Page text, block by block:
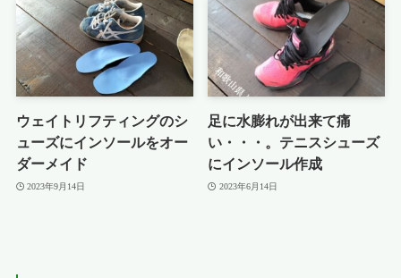
ウェイトリフティングのシ
ューズにインソールをオー
ダーメイド
2023年9月14日
足に水膨れが出来て痛
い・・・。テニスシューズ
にインソール作成
2023年6月14日